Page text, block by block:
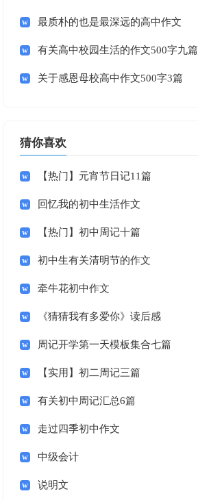
最质朴的也是最深远的高中作文
有关高中校园生活的作文500字九篇
关于感恩母校高中作文500字3篇
猜你喜欢
【热门】元宵节日记11篇
回忆我的初中生活作文
【热门】初中周记十篇
初中生有关清明节的作文
牵牛花初中作文
《猜猜我有多爱你》读后感
周记开学第一天模板集合七篇
【实用】初二周记三篇
有关初中周记汇总6篇
走过四季初中作文
中级会计
说明文